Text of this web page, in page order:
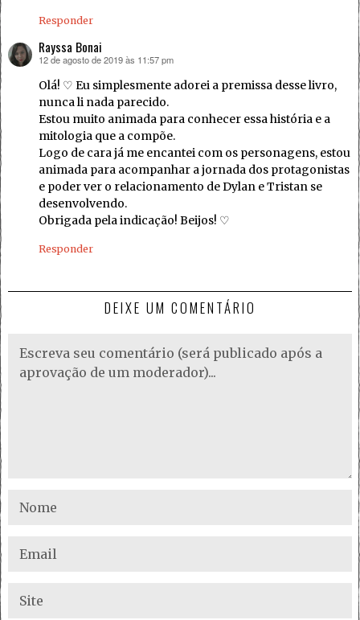
Responder
Rayssa Bonai
disse:
12 de agosto de 2019 às 11:57 pm
Olá! ♡ Eu simplesmente adorei a premissa desse livro,
nunca li nada parecido.
Estou muito animada para conhecer essa história e a
mitologia que a compõe.
Logo de cara já me encantei com os personagens, estou
animada para acompanhar a jornada dos protagonistas
e poder ver o relacionamento de Dylan e Tristan se
desenvolvendo.
Obrigada pela indicação! Beijos! ♡
Responder
DEIXE UM COMENTÁRIO